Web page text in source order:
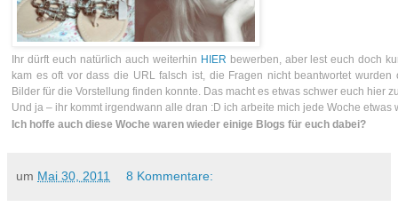
Ihr dürft euch natürlich auch weiterhin HIER bewerben, aber lest euch doch
kam es oft vor dass die URL falsch ist, die Fragen nicht beantwortet
Bilder für die Vorstellung finden konnte. Das macht es etwas schwer euch hier
Und ja – ihr kommt irgendwann alle dran :D ich arbeite mich jede Woche etwas
Ich hoffe auch diese Woche waren wieder einige Blogs für euch dabei?
um Mai 30, 2011 8 Kommentare: